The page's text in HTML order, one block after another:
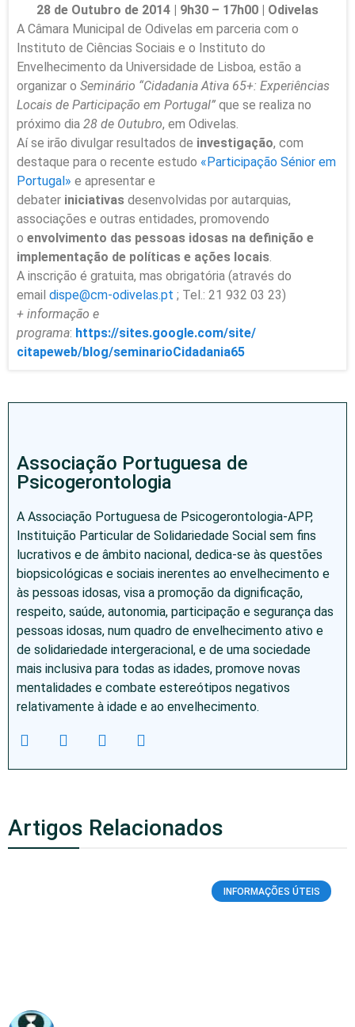
28 de Outubro de 2014 | 9h30 – 17h00 | Odivelas
A Câmara Municipal de Odivelas em parceria com o
Instituto de Ciências Sociais e o Instituto do
Envelhecimento da Universidade de Lisboa, estão a
organizar o Seminário “Cidadania Ativa 65+: Experiências
Locais de Participação em Portugal” que se realiza no
próximo dia 28 de Outubro, em Odivelas.
Aí se irão divulgar resultados de investigação, com
destaque para o recente estudo «Participação Sénior em
Portugal» e apresentar e
debater iniciativas desenvolvidas por autarquias,
associações e outras entidades, promovendo
o envolvimento das pessoas idosas na definição e
implementação de políticas e ações locais.
A inscrição é gratuita, mas obrigatória (através do
email dispe@cm-odivelas.pt ; Tel.: 21 932 03 23)
+ informação e
programa: https://sites.google.com/site/
citapeweb/blog/seminarioCidadania65
Associação Portuguesa de
Psicogerontologia
A Associação Portuguesa de Psicogerontologia-APP,
Instituição Particular de Solidariedade Social sem fins
lucrativos e de âmbito nacional, dedica-se às questões
biopsicológicas e sociais inerentes ao envelhecimento e
às pessoas idosas, visa a promoção da dignificação,
respeito, saúde, autonomia, participação e segurança das
pessoas idosas, num quadro de envelhecimento ativo e
de solidariedade intergeracional, e de uma sociedade
mais inclusiva para todas as idades, promove novas
mentalidades e combate estereótipos negativos
relativamente à idade e ao envelhecimento.
Artigos Relacionados
INFORMAÇÕES ÚTEIS